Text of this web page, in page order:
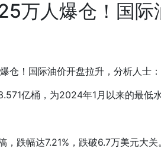
万人爆仓！国
仓！国际油价开盘拉升，分析人士：
亿桶，为2024年1月以来的最低水
跌幅达7.21%，跌破6.7万美元大关。